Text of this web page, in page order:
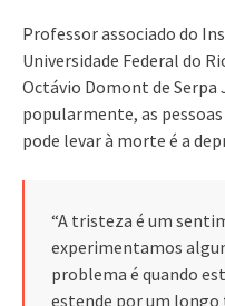
Professor associado do
Universidade Federal do
Octávio Domont de Serpa
popularmente, as
pode levar à morte é a
“A tristeza é um
experimentamos
problema é quando
estende por um